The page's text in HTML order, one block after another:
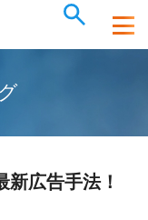
グ
広告手法！